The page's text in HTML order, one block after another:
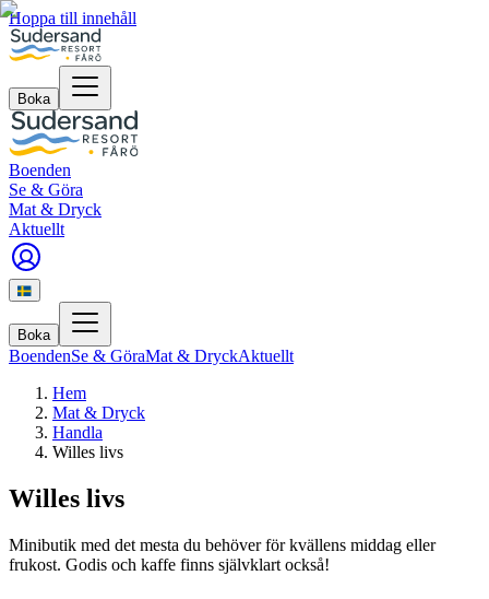
Hoppa till innehåll
Boka
Boenden
Se & Göra
Mat & Dryck
Aktuellt
Boka
BoendenSe & GöraMat & DryckAktuellt
Hem
Mat & Dryck
Handla
Willes livs
Willes livs
Minibutik med det mesta du behöver för kvällens middag eller
frukost. Godis och kaffe finns självklart också!